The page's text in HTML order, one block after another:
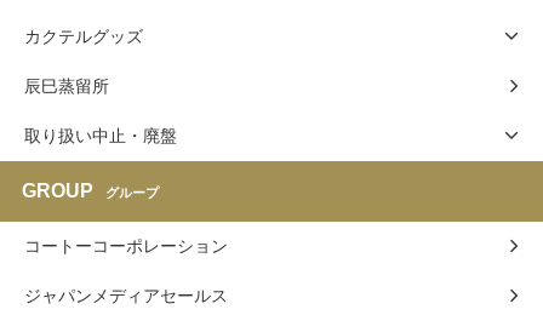
カクテルグッズ
辰巳蒸留所
取り扱い中止・廃盤
GROUP グループ
コートーコーポレーション
ジャパンメディアセールス